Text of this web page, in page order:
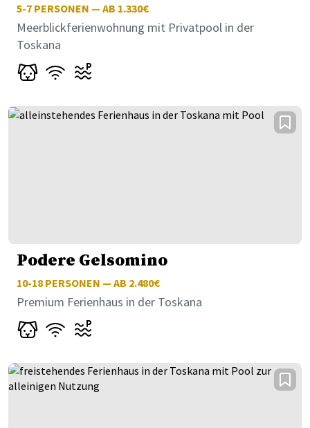
5-7 PERSONEN — AB 1.330€
Meerblickferienwohnung mit Privatpool in der
Toskana
Podere Gelsomino
10-18 PERSONEN — AB 2.480€
Premium Ferienhaus in der Toskana